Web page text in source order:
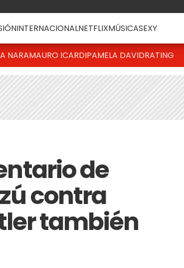
INTERNACIONALNETFLIXMÚSICASEXY
NARAMAURO ICARDIPAMELA DAVIDRATING
de
contra
también